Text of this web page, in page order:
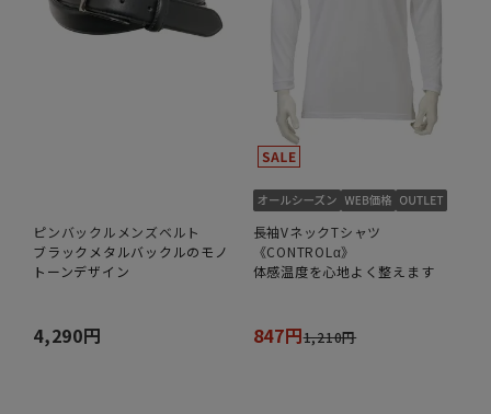
ピンバックルメンズベルト
ブラックメタルバックルのモノ
トーンデザイン
4,290円
長袖VネックTシャツ
《CONTROLα》
体感温度を心地よく整えます
847円1,210円